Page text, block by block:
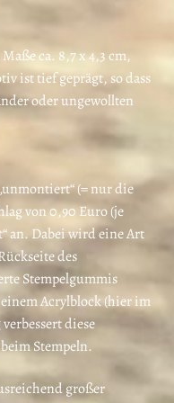
ca. 8,7 x 4,3 cm,
ist tief geprägt, so dass
oder ungewollten
(= nur die
von 0,90 Euro (je
an. Dabei wird eine Art
des
Stempelgummis
Acrylblock (hier im
diese
Stempeln.
großer